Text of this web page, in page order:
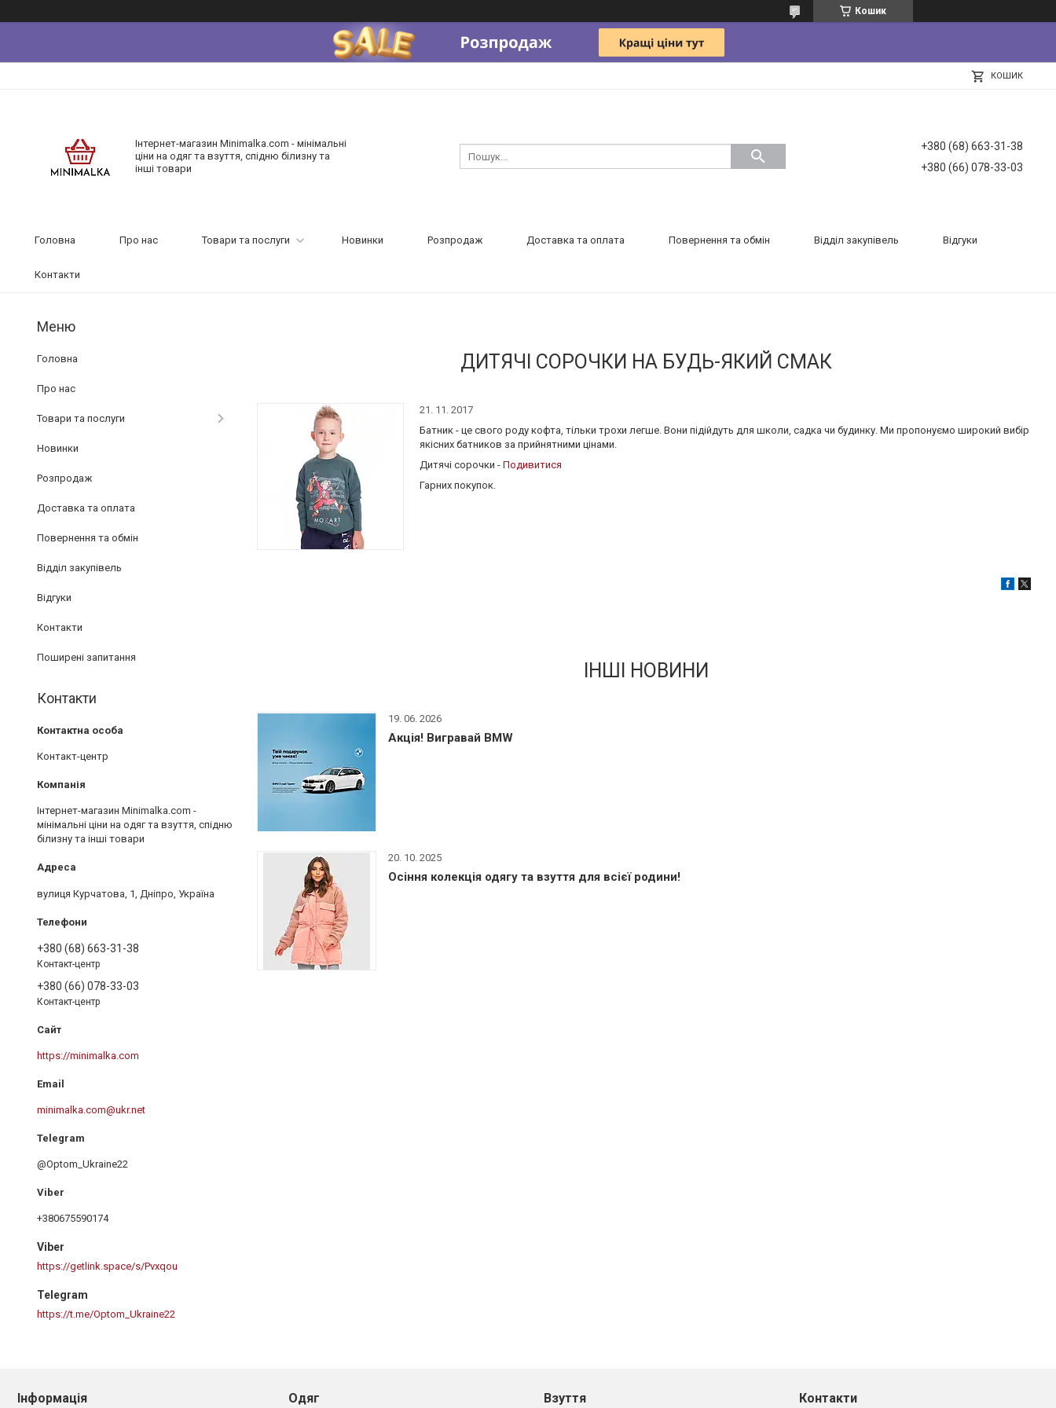
Кошик
КОШИК
Інтернет-магазин Minimalka.com - мінімальні
ціни на одяг та взуття, спідню білизну та
інші товари
+380 (68) 663-31-38
+380 (66) 078-33-03
Головна Про нас Товари та послуги Новинки Розпродаж Доставка та оплата Повернення та обмін Відділ закупівель Відгуки
Контакти
ДИТЯЧІ СОРОЧКИ НА БУДЬ-ЯКИЙ СМАК
21. 11. 2017
Батник - це свого роду кофта, тільки трохи легше. Вони підійдуть для школи, садка чи будинку. Ми пропонуємо широкий вибір
якісних батников за прийнятними цінами.
Дитячі сорочки - Подивитися
Гарних покупок.
ІНШІ НОВИНИ
19. 06. 2026
Акція! Вигравай BMW
20. 10. 2025
Осіння колекція одягу та взуття для всієї родини!
Головна
Про нас
Товари та послуги
Новинки
Розпродаж
Доставка та оплата
Повернення та обмін
Відділ закупівель
Відгуки
Контакти
Поширені запитання
Контакти
Контакт-центр
Інтернет-магазин Minimalka.com -
мінімальні ціни на одяг та взуття, спідню
білизну та інші товари
вулиця Курчатова, 1, Дніпро, Україна
+380 (68) 663-31-38
Контакт-центр
+380 (66) 078-33-03
Контакт-центр
https://minimalka.com
minimalka.com@ukr.net
@Optom_Ukraine22
+380675590174
Viber
https://getlink.space/s/Pvxqou
Telegram
https://t.me/Optom_Ukraine22
Інформація Одяг Взуття Контакти